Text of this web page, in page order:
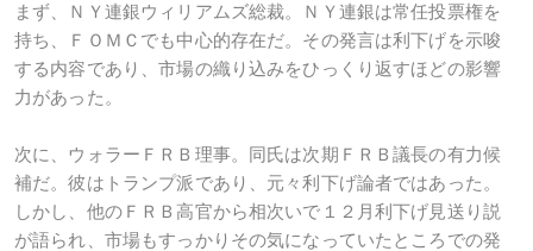
まず、ＮＹ連銀ウィリアムズ総裁。ＮＹ連銀は常任投票権を
持ち、ＦＯＭＣでも中心的存在だ。その発言は利下げを示唆
する内容であり、市場の織り込みをひっくり返すほどの影響
力があった。
次に、ウォラーＦＲＢ理事。同氏は次期ＦＲＢ議長の有力候
補だ。彼はトランプ派であり、元々利下げ論者ではあった。
しかし、他のＦＲＢ高官から相次いで１２月利下げ見送り説
が語られ、市場もすっかりその気になっていたところでの発